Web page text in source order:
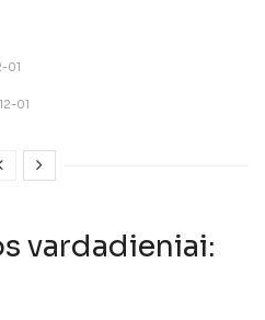
01
01
vardadieniai: